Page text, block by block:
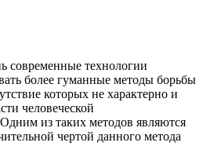
современные технологии
более гуманные методы борьбы
которых не характерно и
человеческой
из таких методов являются
чертой данного метода